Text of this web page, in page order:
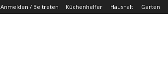
Anmelden / Beitreten Küchenhelfer Haushalt Garten